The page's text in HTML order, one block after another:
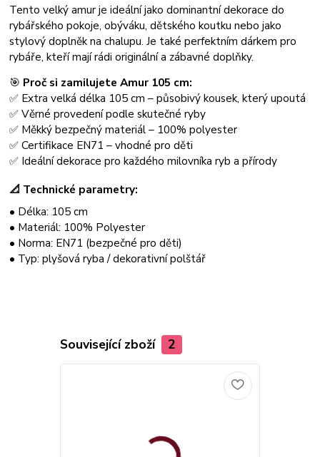
Tento velký amur je ideální jako dominantní dekorace do
rybářského pokoje, obýváku, dětského koutku nebo jako
stylový doplněk na chalupu. Je také perfektním dárkem pro
rybáře, kteří mají rádi originální a zábavné doplňky.
🎯 Proč si zamilujete Amur 105 cm:
✅ Extra velká délka 105 cm – působivý kousek, který upoutá
✅ Věrné provedení podle skutečné ryby
✅ Měkký bezpečný materiál – 100% polyester
✅ Certifikace EN71 – vhodné pro děti
✅ Ideální dekorace pro každého milovníka ryb a přírody
📐 Technické parametry:
• Délka: 105 cm
• Materiál: 100% Polyester
• Norma: EN71 (bezpečné pro děti)
• Typ: plyšová ryba / dekorativní polštář
Související zboží 2